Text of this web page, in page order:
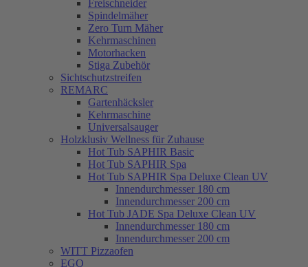
Freischneider
Spindelmäher
Zero Turn Mäher
Kehrmaschinen
Motorhacken
Stiga Zubehör
Sichtschutzstreifen
REMARC
Gartenhäcksler
Kehrmaschine
Universalsauger
Holzklusiv Wellness für Zuhause
Hot Tub SAPHIR Basic
Hot Tub SAPHIR Spa
Hot Tub SAPHIR Spa Deluxe Clean UV
Innendurchmesser 180 cm
Innendurchmesser 200 cm
Hot Tub JADE Spa Deluxe Clean UV
Innendurchmesser 180 cm
Innendurchmesser 200 cm
WITT Pizzaofen
EGO